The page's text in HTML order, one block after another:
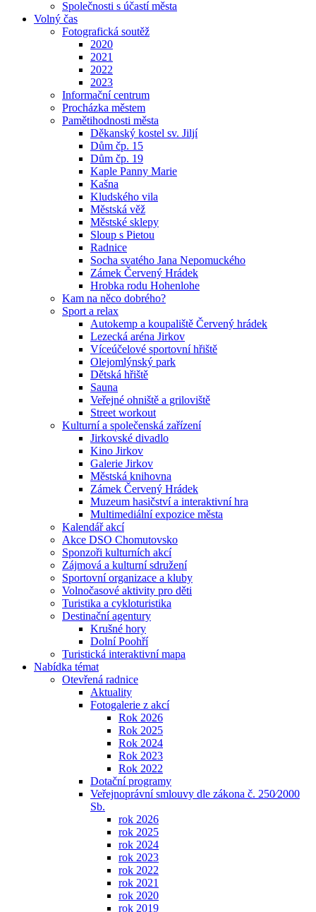
Společnosti s účastí města
Volný čas
Fotografická soutěž
2020
2021
2022
2023
Informační centrum
Procházka městem
Pamětihodnosti města
Děkanský kostel sv. Jiljí
Dům čp. 15
Dům čp. 19
Kaple Panny Marie
Kašna
Kludského vila
Městská věž
Městské sklepy
Sloup s Pietou
Radnice
Socha svatého Jana Nepomuckého
Zámek Červený Hrádek
Hrobka rodu Hohenlohe
Kam na něco dobrého?
Sport a relax
Autokemp a koupaliště Červený hrádek
Lezecká aréna Jirkov
Víceúčelové sportovní hřiště
Olejomlýnský park
Dětská hřiště
Sauna
Veřejné ohniště a griloviště
Street workout
Kulturní a společenská zařízení
Jirkovské divadlo
Kino Jirkov
Galerie Jirkov
Městská knihovna
Zámek Červený Hrádek
Muzeum hasičství a interaktivní hra
Multimediální expozice města
Kalendář akcí
Akce DSO Chomutovsko
Sponzoři kulturních akcí
Zájmová a kulturní sdružení
Sportovní organizace a kluby
Volnočasové aktivity pro děti
Turistika a cykloturistika
Destinační agentury
Krušné hory
Dolní Poohří
Turistická interaktivní mapa
Nabídka témat
Otevřená radnice
Aktuality
Fotogalerie z akcí
Rok 2026
Rok 2025
Rok 2024
Rok 2023
Rok 2022
Dotační programy
Veřejnoprávní smlouvy dle zákona č. 250⁄2000
Sb.
rok 2026
rok 2025
rok 2024
rok 2023
rok 2022
rok 2021
rok 2020
rok 2019